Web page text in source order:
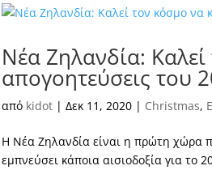
Νέα Ζηλανδία: Καλεί
απογοητεύσεις του
από kidot |Δεκ 11, 2020 | Christmas,
Η Νέα Ζηλανδία είναι η πρώτη χώρα
εμπνεύσει κάποια αισιοδοξία για το